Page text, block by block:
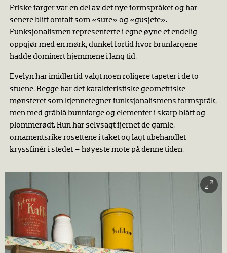
Friske farger var en del av det nye formspråket og har
senere blitt omtalt som «sure» og «gusjete».
Funksjonalismen representerte i egne øyne et endelig
oppgjør med en mørk, dunkel fortid hvor brunfargene
hadde dominert hjemmene i lang tid.
Evelyn har imidlertid valgt noen roligere tapeter i de to
stuene. Begge har det karakteristiske geometriske
mønsteret som kjennetegner funksjonalismens formspråk,
men med gråblå bunnfarge og elementer i skarp blått og
plommerødt. Hun har selvsagt fjernet de gamle,
ornamentsrike rosettene i taket og lagt ubehandlet
kryssfinér i stedet – høyeste mote på denne tiden.